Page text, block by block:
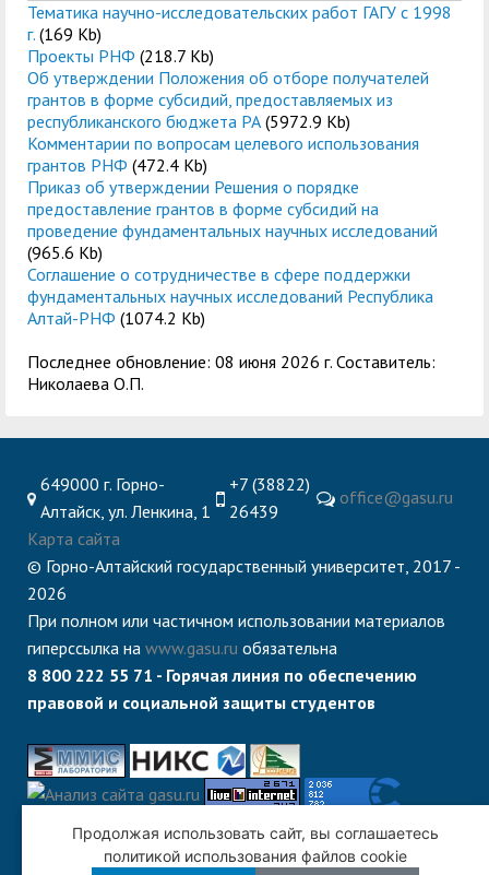
Тематика научно-исследовательских работ ГАГУ с 1998
г. (169 Kb)
Проекты РНФ (218.7 Kb)
Об утверждении Положения об отборе получателей
грантов в форме субсидий, предоставляемых из
республиканского бюджета РА (5972.9 Kb)
Комментарии по вопросам целевого использования
грантов РНФ (472.4 Kb)
Приказ об утверждении Решения о порядке
предоставление грантов в форме субсидий на
проведение фундаментальных научных исследований
(965.6 Kb)
Соглашение о сотрудничестве в сфере поддержки
фундаментальных научных исследований Республика
Алтай-РНФ (1074.2 Kb)
Последнее обновление: 08 июня 2026 г. Составитель:
Николаева О.П.
649000 г. Горно-
Алтайск, ул. Ленкина, 1
+7 (38822)
26439
office@gasu.ru
Карта сайта
© Горно-Алтайский государственный университет, 2017 -
2026
При полном или частичном использовании материалов
гиперссылка на www.gasu.ru обязательна
8 800 222 55 71 - Горячая линия по обеспечению
правовой и социальной защиты студентов
Продолжая использовать сайт, вы соглашаетесь
политикой использования файлов cookie